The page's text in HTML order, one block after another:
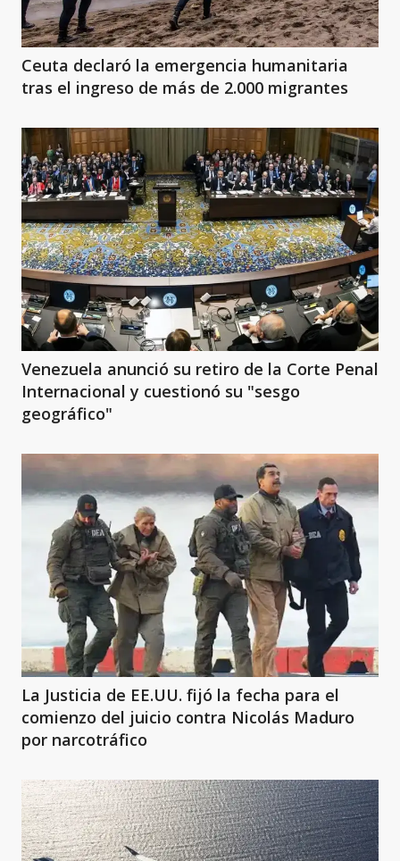
Ceuta declaró la emergencia humanitaria
tras el ingreso de más de 2.000 migrantes
Venezuela anunció su retiro de la Corte Penal
Internacional y cuestionó su "sesgo
geográfico"
La Justicia de EE.UU. fijó la fecha para el
comienzo del juicio contra Nicolás Maduro
por narcotráfico